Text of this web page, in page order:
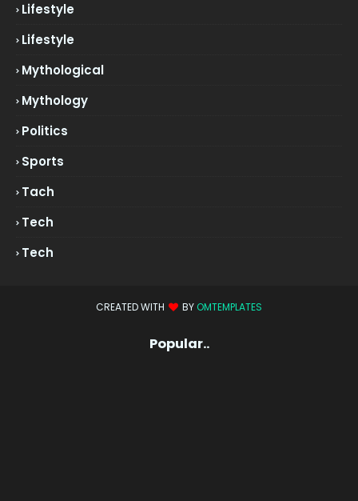
Lifestyle
Lifestyle
Mythological
Mythology
Politics
Sports
Tach
Tech
Tech
CREATED WITH BY OMTEMPLATES
Popular..